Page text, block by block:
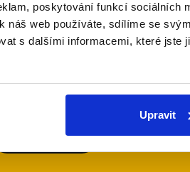
poskytování funkcí
náš web používáte, sdílíme se
s dalšími informacemi, které
Upravit
nebo
přinášíme shrnutí
Začněte nás odebírat, a
a nepravdy se
WhatsApp